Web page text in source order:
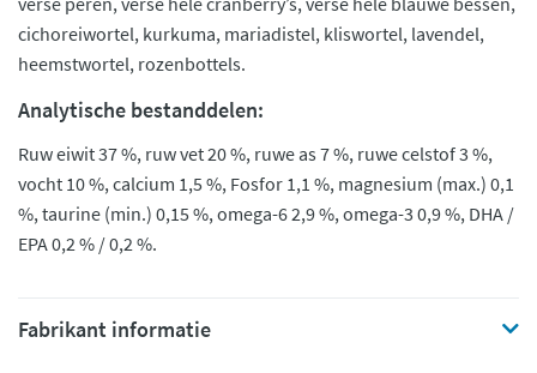
cichoreiwortel, kurkuma, mariadistel, kliswortel, lavendel,
heemstwortel, rozenbottels.
Analytische bestanddelen:
Ruw eiwit 37 %, ruw vet 20 %, ruwe as 7 %, ruwe celstof 3 %,
vocht 10 %, calcium 1,5 %, Fosfor 1,1 %, magnesium (max.) 0,1
%, taurine (min.) 0,15 %, omega-6 2,9 %, omega-3 0,9 %, DHA /
EPA 0,2 % / 0,2 %.
Fabrikant informatie